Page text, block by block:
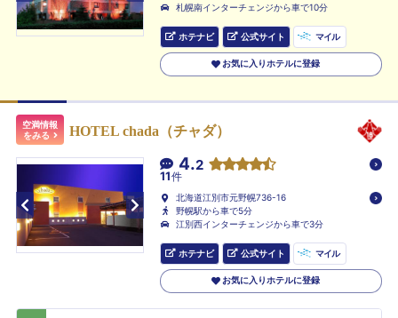
札幌南インターチェンジから車で10分
ホテナビ 公式サイト マイル
お気に入りホテルに登録
空満情報
をみる
HOTEL chada（チャダ）
4.2
11件
北海道江別市元野幌736-16
野幌駅から車で5分
江別西インターチェンジから車で3分
ホテナビ 公式サイト マイル
お気に入りホテルに登録